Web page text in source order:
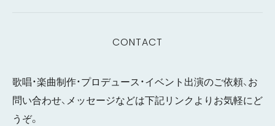
CONTACT
歌唱・楽曲制作・プロデュース・イベント出演のご依頼、お
問い合わせ、メッセージなどは下記リンクよりお気軽にど
うぞ。